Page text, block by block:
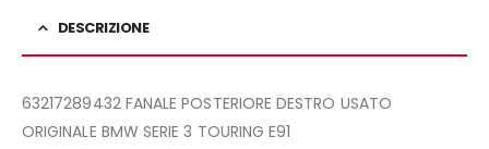
DESCRIZIONE
63217289432 FANALE POSTERIORE DESTRO USATO
ORIGINALE BMW SERIE 3 TOURING E91